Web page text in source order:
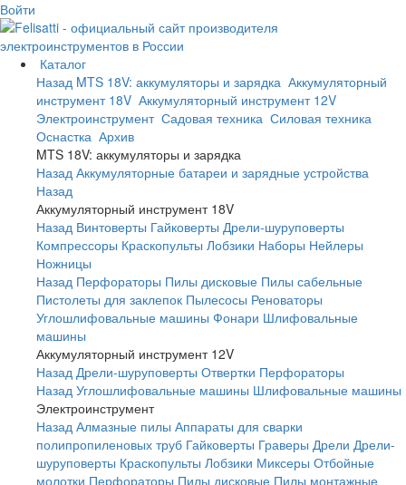
Войти
Каталог
Назад MTS 18V: аккумуляторы и зарядка Аккумуляторный
инструмент 18V Аккумуляторный инструмент 12V
Электроинструмент Садовая техника Силовая техника
Оснастка Архив
MTS 18V: аккумуляторы и зарядка
Назад Аккумуляторные батареи и зарядные устройства
Назад
Аккумуляторный инструмент 18V
Назад Винтоверты Гайковерты Дрели-шуруповерты
Компрессоры Краскопульты Лобзики Наборы Нейлеры
Ножницы
Назад Перфораторы Пилы дисковые Пилы сабельные
Пистолеты для заклепок Пылесосы Реноваторы
Углошлифовальные машины Фонари Шлифовальные
машины
Аккумуляторный инструмент 12V
Назад Дрели-шуруповерты Отвертки Перфораторы
Назад Углошлифовальные машины Шлифовальные машины
Электроинструмент
Назад Алмазные пилы Аппараты для сварки
полипропиленовых труб Гайковерты Граверы Дрели Дрели-
шуруповерты Краскопульты Лобзики Миксеры Отбойные
молотки Перфораторы Пилы дисковые Пилы монтажные